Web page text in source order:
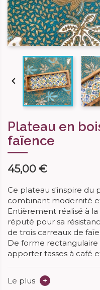

Plateau en
faïence
45,00 €
Ce plateau s'inspire du
combinant modernité
Entièrement réalisé à la
réputé pour sa
de trois carreaux de
De forme
apporter tasses à café
Le plus
+